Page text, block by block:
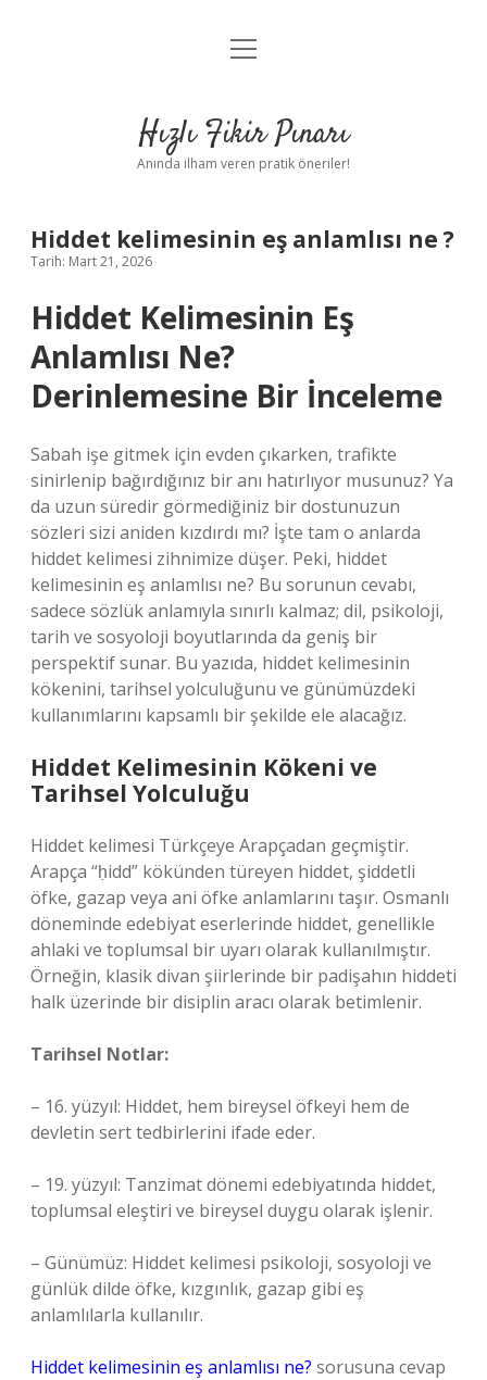
Anasayfa
Yasal Uyarı
menüyü
Hızlı Fikir Pınarı
Anında ilham veren pratik öneriler!
Hiddet kelimesinin eş anlamlısı ne ?
Tarih: Mart 21, 2026
Hiddet Kelimesinin Eş
Anlamlısı Ne?
Derinlemesine Bir İnceleme
Sabah işe gitmek için evden çıkarken, trafikte
sinirlenip bağırdığınız bir anı hatırlıyor musunuz? Ya
da uzun süredir görmediğiniz bir dostunuzun
sözleri sizi aniden kızdırdı mı? İşte tam o anlarda
hiddet kelimesi zihnimize düşer. Peki, hiddet
kelimesinin eş anlamlısı ne? Bu sorunun cevabı,
sadece sözlük anlamıyla sınırlı kalmaz; dil, psikoloji,
tarih ve sosyoloji boyutlarında da geniş bir
perspektif sunar. Bu yazıda, hiddet kelimesinin
kökenini, tarihsel yolculuğunu ve günümüzdeki
kullanımlarını kapsamlı bir şekilde ele alacağız.
Hiddet Kelimesinin Kökeni ve
Tarihsel Yolculuğu
Hiddet kelimesi Türkçeye Arapçadan geçmiştir.
Arapça “ḥidd” kökünden türeyen hiddet, şiddetli
öfke, gazap veya ani öfke anlamlarını taşır. Osmanlı
döneminde edebiyat eserlerinde hiddet, genellikle
ahlaki ve toplumsal bir uyarı olarak kullanılmıştır.
Örneğin, klasik divan şiirlerinde bir padişahın hiddeti
halk üzerinde bir disiplin aracı olarak betimlenir.
Tarihsel Notlar:
– 16. yüzyıl: Hiddet, hem bireysel öfkeyi hem de
devletin sert tedbirlerini ifade eder.
– 19. yüzyıl: Tanzimat dönemi edebiyatında hiddet,
toplumsal eleştiri ve bireysel duygu olarak işlenir.
– Günümüz: Hiddet kelimesi psikoloji, sosyoloji ve
günlük dilde öfke, kızgınlık, gazap gibi eş
anlamlılarla kullanılır.
Hiddet kelimesinin eş anlamlısı ne? sorusuna cevap